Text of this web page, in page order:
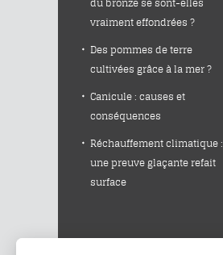
du bronze se sont-elles
vraiment effondrées ?
Des pommes de terre
cultivées grâce à la mer ?
Canicule : causes et
conséquences
Réchauffement climatique :
une preuve glaçante refait
surface